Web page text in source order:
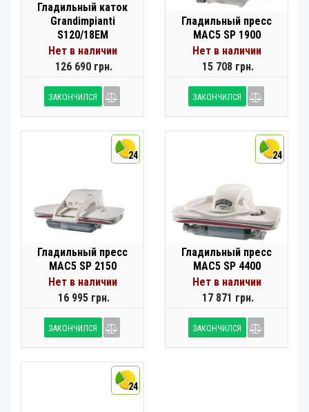
Гладильный каток
Grandimpianti
S120/18EM
Нет в наличии
126 690 грн.
ЗАКОНЧИЛСЯ
Гладильный пресс
MAC5 SP 1900
Нет в наличии
15 708 грн.
ЗАКОНЧИЛСЯ
24
Гладильный пресс
MAC5 SP 2150
Нет в наличии
16 995 грн.
ЗАКОНЧИЛСЯ
24
Гладильный пресс
MAC5 SP 4400
Нет в наличии
17 871 грн.
ЗАКОНЧИЛСЯ
24